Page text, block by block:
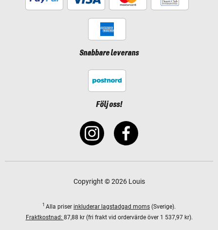
Snabbare leverans
Följ oss!
Copyright © 2026 Louis
1 Alla priser inkluderar lagstadgad moms (Sverige).
Fraktkostnad: 87,88 kr (fri frakt vid ordervärde över 1 537,97 kr).